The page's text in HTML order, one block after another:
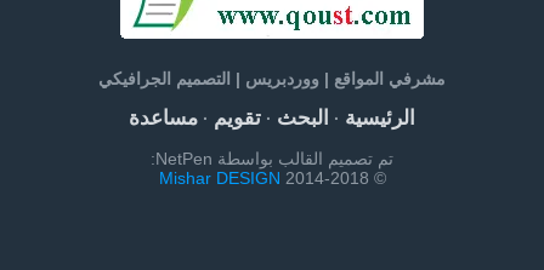
مشرفي المواقع | ووردبريس | التصميم الجرافيكي
الرئيسية· البحث· تقويم· مساعدة
تم تصميم القالب بواسطة NetPen:
© 2014-2018
Mishar DESIGN